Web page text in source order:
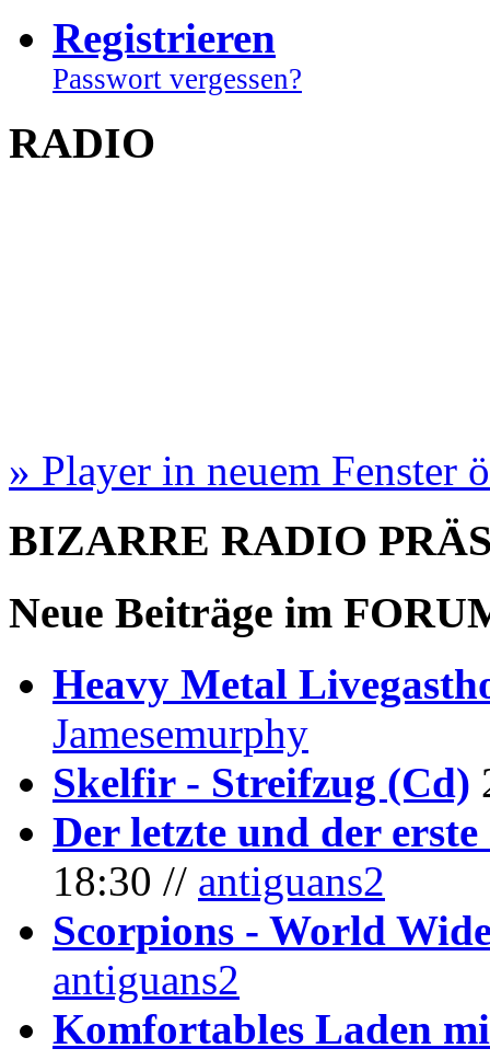
Registrieren
Passwort vergessen?
RADIO
» Player in neuem Fenster
BIZARRE RADIO
Neue Beiträge im
Heavy Metal
Jamesemurphy
Skelfir - Streifzug (Cd)
Der letzte und der erste
18:30 // antiguans2
Scorpions - World
antiguans2
Komfortables Laden